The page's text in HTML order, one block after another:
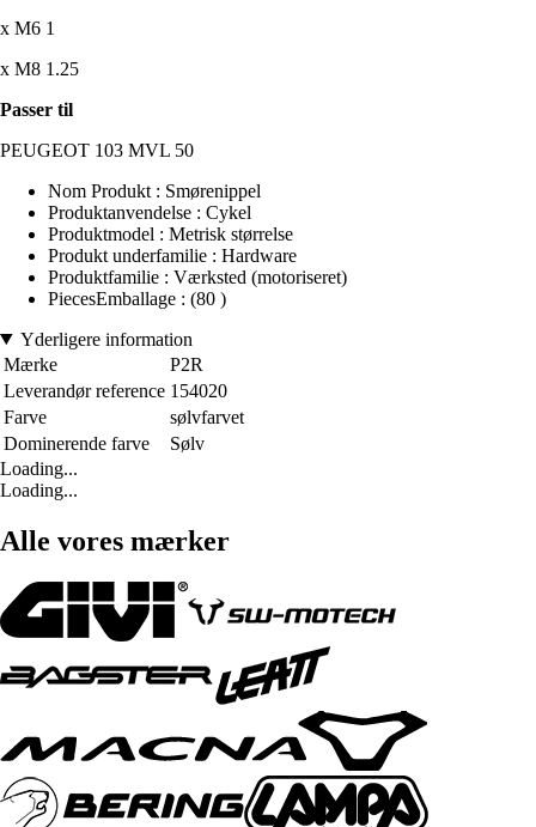
x M6 1
x M8 1.25
Passer til
PEUGEOT 103 MVL 50
Nom Produkt : Smørenippel
Produktanvendelse : Cykel
Produktmodel : Metrisk størrelse
Produkt underfamilie : Hardware
Produktfamilie : Værksted (motoriseret)
PiecesEmballage : (80 )
Yderligere information
Mærke
P2R
Leverandør reference 154020
Farve
sølvfarvet
Dominerende farve
Sølv
Loading...
Loading...
Alle vores mærker